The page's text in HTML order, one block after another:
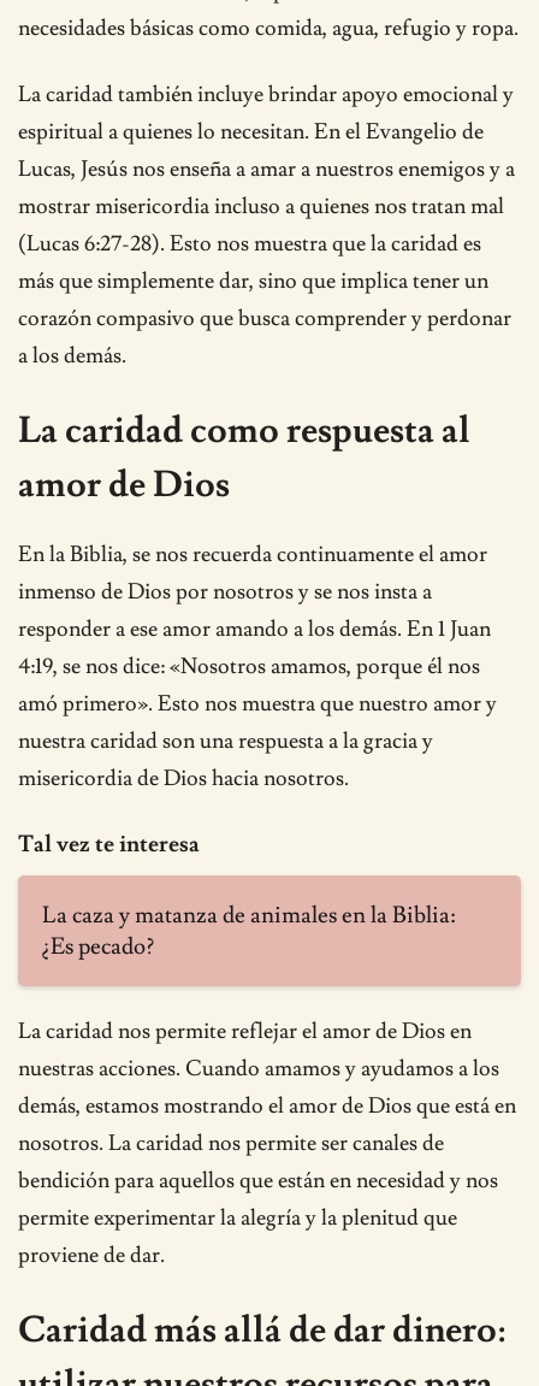
necesidades básicas como comida, agua, refugio y ropa.
La caridad también incluye brindar apoyo emocional y
espiritual a quienes lo necesitan. En el Evangelio de
Lucas, Jesús nos enseña a amar a nuestros enemigos y a
mostrar misericordia incluso a quienes nos tratan mal
(Lucas 6:27-28). Esto nos muestra que la caridad es
más que simplemente dar, sino que implica tener un
corazón compasivo que busca comprender y perdonar
a los demás.
La caridad como respuesta al
amor de Dios
En la Biblia, se nos recuerda continuamente el amor
inmenso de Dios por nosotros y se nos insta a
responder a ese amor amando a los demás. En 1 Juan
4:19, se nos dice: «Nosotros amamos, porque él nos
amó primero». Esto nos muestra que nuestro amor y
nuestra caridad son una respuesta a la gracia y
misericordia de Dios hacia nosotros.
Tal vez te interesa
La caza y matanza de animales en la Biblia:
¿Es pecado?
La caridad nos permite reflejar el amor de Dios en
nuestras acciones. Cuando amamos y ayudamos a los
demás, estamos mostrando el amor de Dios que está en
nosotros. La caridad nos permite ser canales de
bendición para aquellos que están en necesidad y nos
permite experimentar la alegría y la plenitud que
proviene de dar.
Caridad más allá de dar dinero: